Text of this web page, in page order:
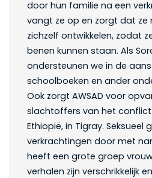
door hun familie na een
vangt ze op en zorgt dat ze
zichzelf ontwikkelen, zodat
benen kunnen staan. Als
ondersteunen we in de
schoolboeken en ander
Ook zorgt AWSAD voor
slachtoffers van het
Ethiopië, in Tigray. Seksueel
verkrachtingen door met
heeft een grote groep
verhalen zijn verschrikkelijk